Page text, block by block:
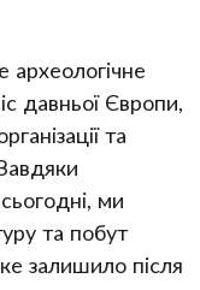
давньої Європи,
та
ми
та побут
залишило після